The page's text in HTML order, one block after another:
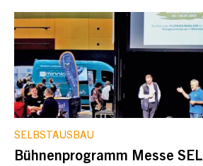
SELBSTAUSBAU
Bühnenprogramm Messe